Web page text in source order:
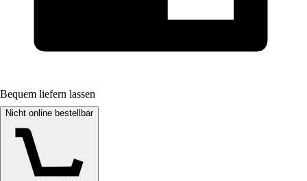
Bequem liefern lassen
Nicht online bestellbar